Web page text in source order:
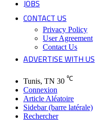
JOBS
CONTACT US
Privacy Policy
User Agreement
Contact Us
ADVERTISE WITH US
Tunis, TN 30 ℃
Connexion
Article Aléatoire
Sidebar (barre latérale)
Rechercher